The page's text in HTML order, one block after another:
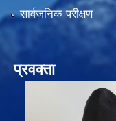
सार्वजनिक परीक्षण
प्रवक्ता